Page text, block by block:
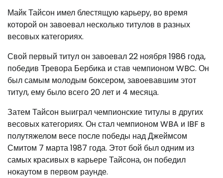
Майк Тайсон имел блестящую карьеру, во время
которой он завоевал несколько титулов в разных
весовых категориях.
Свой первый титул он завоевал 22 ноября 1986 года,
победив Тревора Бербика и став чемпионом WBC. Он
был самым молодым боксером, завоевавшим этот
титул, ему было всего 20 лет и 4 месяца.
Затем Тайсон выиграл чемпионские титулы в других
весовых категориях. Он стал чемпионом WBA и IBF в
полутяжелом весе после победы над Джеймсом
Смитом 7 марта 1987 года. Этот бой был одним из
самых красивых в карьере Тайсона, он победил
нокаутом в первом раунде.